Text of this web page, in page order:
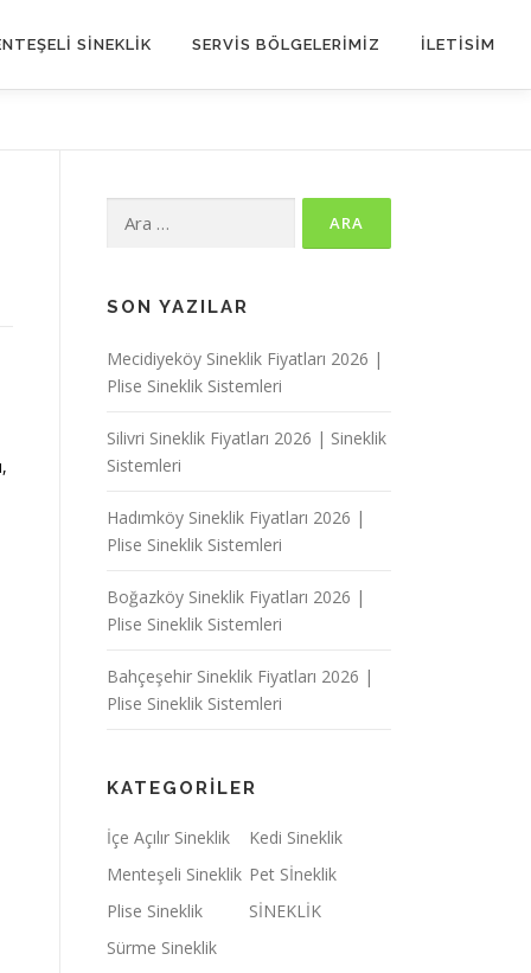
SİNEKLİK SERVIS BÖLGELERIMIZ İLETİSİM
SON YAZILAR
Mecidiyeköy Sineklik Fiyatları 2026 |
Plise Sineklik Sistemleri
Silivri Sineklik Fiyatları 2026 | Sineklik
Sistemleri
Hadımköy Sineklik Fiyatları 2026 |
Plise Sineklik Sistemleri
Boğazköy Sineklik Fiyatları 2026 |
Plise Sineklik Sistemleri
Bahçeşehir Sineklik Fiyatları 2026 |
Plise Sineklik Sistemleri
KATEGORILER
İçe Açılır Sineklik
Kedi Sineklik
Menteşeli Sineklik Pet Sİneklik
Plise Sineklik
SİNEKLİK
Sürme Sineklik